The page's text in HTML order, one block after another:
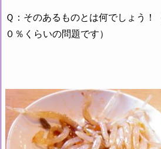
Ｑ：そのあるものとは何でしょう！
０％くらいの問題です）